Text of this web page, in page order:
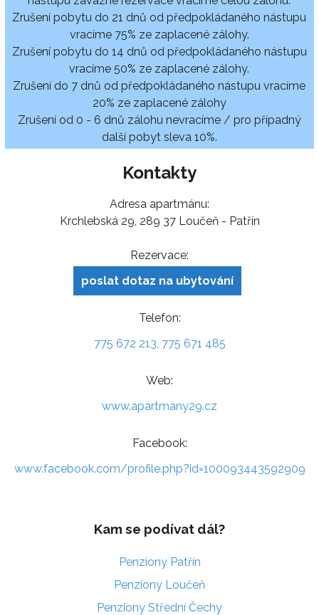
Zrušení pobytu do 21 dnů od předpokládaného nástupu
vracíme 75% ze zaplacené zálohy.
Zrušení pobytu do 14 dnů od předpokládaného nástupu
vracíme 50% ze zaplacené zálohy.
Zrušení do 7 dnů od předpokládaného nástupu vracíme
20% ze zaplacené zálohy
Zrušení od 0 - 6 dnů zálohu nevracíme / pro případný
další pobyt sleva 10%.
Kontakty
Adresa apartmánu:
Krchlebská 29, 289 37 Loučeň - Patřín
Rezervace:
poslat dotaz na ubytování
Telefon:
775 672 213, 775 671 485
Web:
www.apartmany29.cz
Facebook:
www.facebook.com/profile.php?id=100093443592909
Kam se podívat dál?
Penziony Patřín
Penziony Loučeň
Penziony Střední Čechy